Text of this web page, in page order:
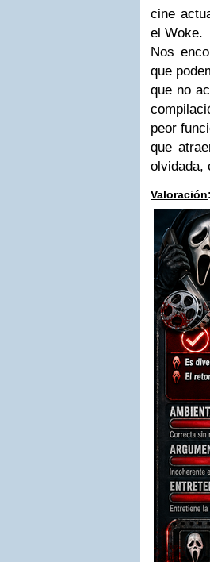
cine
el Woke.
Nos
que
que no
peor
que
olvidada,
Valoración: